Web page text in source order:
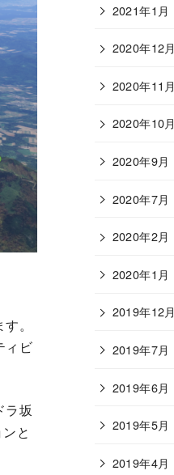
。
ィビ
ラ坂
と
2021年1月
2020年12月
2020年11月
2020年10月
2020年9月
2020年7月
2020年2月
2020年1月
2019年12月
2019年7月
2019年6月
2019年5月
2019年4月